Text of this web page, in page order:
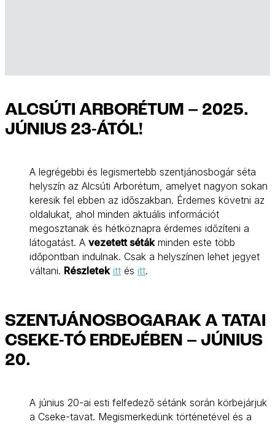
ALCSÚTI ARBORÉTUM – 2025.
JÚNIUS 23-ÁTÓL!
A legrégebbi és legismertebb szentjánosbogár séta
helyszín az Alcsúti Arborétum, amelyet nagyon sokan
keresik fel ebben az időszakban. Érdemes követni az
oldalukat, ahol minden aktuális információt
megosztanak és hétköznapra érdemes időzíteni a
látogatást. A vezetett sétákminden este több
időpontban indulnak. Csak a helyszínen lehet jegyet
váltani. Részletek itt és itt.
SZENTJÁNOSBOGARAK A TATAI
CSEKE-TÓ ERDEJÉBEN – JÚNIUS
20.
A június 20-ai esti felfedező sétánk során körbejárjuk
a Cseke-tavat. Megismerkedünk történetével és a